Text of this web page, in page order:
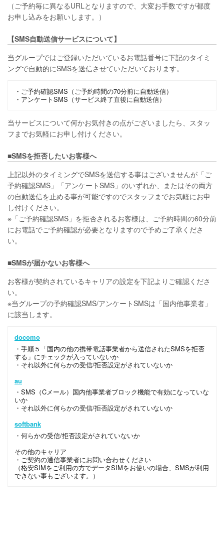
（ご予約毎に異なるURLとなりますので、大変お手数ですが都度
お申し込みをお願いします。）
【SMS自動送信サービスについて】
当グループではご登録いただいているお電話番号に下記のタイミ
ングで自動的にSMSを送信させていただいております。
・ご予約確認SMS（ご予約時間の70分前に自動送信）
・アンケートSMS（サービス終了直後に自動送信）
当サービスについて何かお気付きの点がございましたら、スタッ
フまでお気軽にお申し付けください。
■SMSを拒否したいお客様へ
上記以外のタイミングでSMSを送信する事はございませんが「ご
予約確認SMS」「アンケートSMS」のいずれか、またはその両方
の自動送信を止める事が可能ですのでスタッフまでお気軽にお申
し付けください。
※「ご予約確認SMS」を拒否されるお客様は、ご予約時間の60分前
にお電話でご予約確認が必要となりますので予めご了承くださ
い。
■SMSが届かないお客様へ
お客様が契約されているキャリアの設定を下記よりご確認くださ
い。
※当グループの予約確認SMS/アンケートSMSは「国内他事業者」
に該当します。
docomo
・手順５「国内の他の携帯電話事業者から送信されたSMSを拒否
する」にチェックが入っていないか
・それ以外に何らかの受信/拒否設定がされていないか
au
・SMS（Cメール）国内他事業者ブロック機能で有効になっていな
いか
・それ以外に何らかの受信/拒否設定がされていないか
softbank
・何らかの受信/拒否設定がされていないか
その他のキャリア
・ご契約の通信事業者にお問い合わせください
（格安SIMをご利用の方でデータSIMをお使いの場合、SMSが利用
できない事もございます。）